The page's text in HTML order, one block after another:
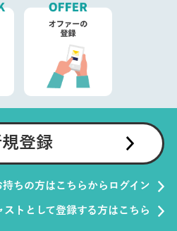
登録
ちの方はこちらからログイン
ストとして登録する方はこちら